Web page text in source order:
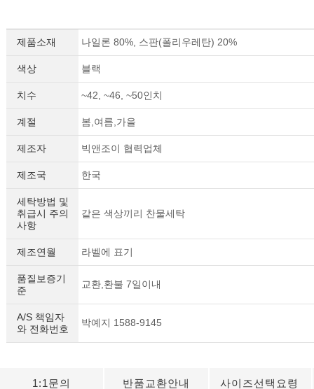
제품소재 나일론 80%, 스판(폴리우레탄) 20%
색상 블랙
치수 ~42, ~46, ~50인치
계절 봄,여름,가을
제조자 빅앤조이 협력업체
제조국 한국
세탁방법 및
취급시 주의
사항
같은 색상끼리 찬물세탁
제조연월 라벨에 표기
품질보증기
준
교환,환불 7일이내
A/S 책임자
와 전화번호
박예지 1588-9145
1:1문의 반품교환안내 사이즈선택요령